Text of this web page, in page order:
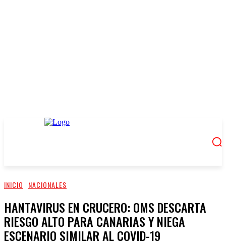
INICIO NACIONALES
HANTAVIRUS EN CRUCERO: OMS DESCARTA
RIESGO ALTO PARA CANARIAS Y NIEGA
ESCENARIO SIMILAR AL COVID-19